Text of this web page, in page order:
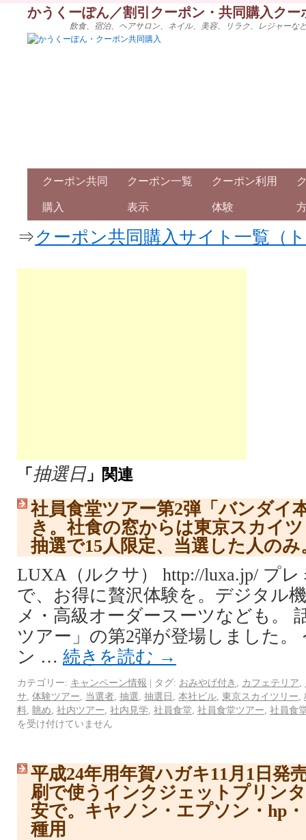
かうくーぽん／割引クーポン・共同購入ク
飲食、宿泊、ヘアサロン、ネイル、美容、リラク、レジャー
クーポン共同
購入
クーポン一覧
表示
クーポン利用
体験
⇒クーポン共同購入サイト一覧（
「 抽選日 」関連
社員食堂ツアー第2弾「バンダイ
き。社食の窓からは東京スカイ
抽選で15人限定、当選した人の
LUXA（ルクサ） http://luxa.jp/ プ
で、お得に贅沢体験を。デジタル
メ・高級オーダースーツなども。
ツアー」の第2弾が登場しました。
ン … 続きを読む →
カテゴリー: キャンペーン情報 | タグ: おみやげ付き カフェテリア
サ 体験ツアー 当選者 抽選 抽選日 本社ビル 東京スカイツリー
料
眺め 社内ツアー 社内見学 社員食堂 社員食堂ツアー 社員食
を受け付けていません
平成24年用年賀ハガキ11月1日発
刷で使うインクジェットプリン
安で。キヤノン・エプソン・hp
種用